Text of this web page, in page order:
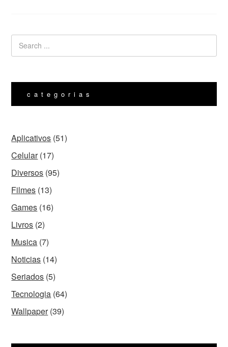
categorias
Aplicativos (51)
Celular(17)
Diversos (95)
Filmes (13)
Games (16)
Livros (2)
Musica (7)
Noticias (14)
Seriados (5)
Tecnologia (64)
Wallpaper(39)